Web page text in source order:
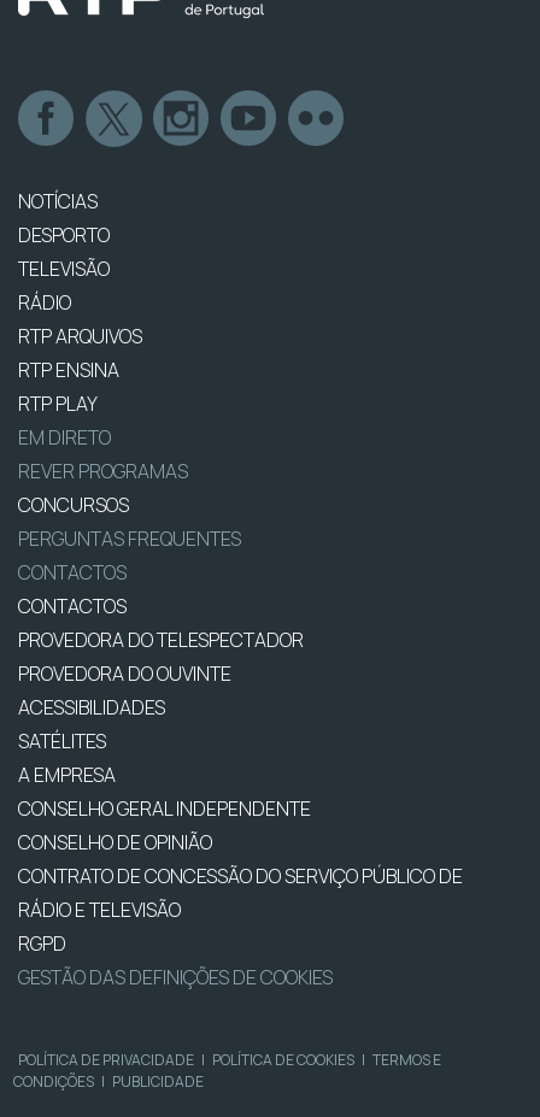
NOTÍCIAS
DESPORTO
TELEVISÃO
RÁDIO
RTP ARQUIVOS
RTP ENSINA
RTP PLAY
EM DIRETO
REVER PROGRAMAS
CONCURSOS
PERGUNTAS FREQUENTES
CONTACTOS
CONTACTOS
PROVEDORA DO TELESPECTADOR
PROVEDORA DO OUVINTE
ACESSIBILIDADES
SATÉLITES
A EMPRESA
CONSELHO GERAL INDEPENDENTE
CONSELHO DE OPINIÃO
CONTRATO DE CONCESSÃO DO SERVIÇO PÚBLICO DE
RÁDIO E TELEVISÃO
RGPD
GESTÃO DAS DEFINIÇÕES DE COOKIES
POLÍTICA DE PRIVACIDADE | POLÍTICA DE COOKIES | TERMOS E
CONDIÇÕES | PUBLICIDADE